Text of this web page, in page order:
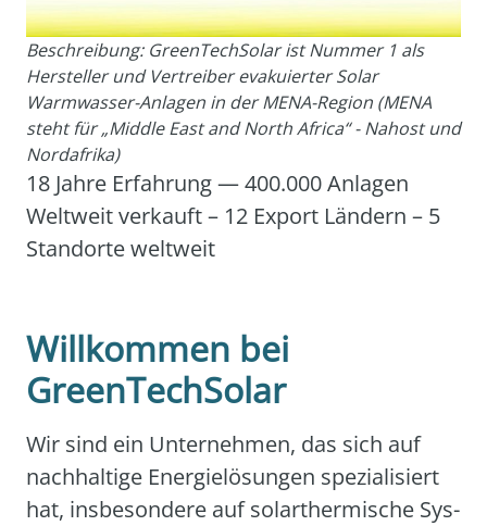
Beschreibung: GreenTechSolar ist Nummer 1 als
Hersteller und Vertreiber evakuierter Solar
Warmwasser-Anlagen in der MENA-Region (MENA
steht für „Middle East and North Africa“ - Nahost und
Nordafrika)
18 Jah­re Erfah­rung — 400.000 Anla­gen
Welt­weit ver­kauft – 12 Export Län­dern – 5
Stand­or­te welt­weit
Willkommen bei
GreenTechSolar
Wir sind ein Unter­neh­men, das sich auf
nach­hal­ti­ge Ener­gie­lö­sun­gen spe­zia­li­siert
hat, ins­be­son­de­re auf solar­ther­mi­sche Sys­